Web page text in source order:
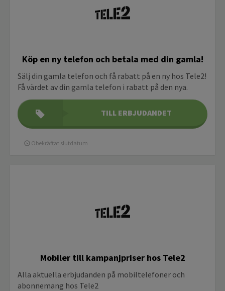
Köp en ny telefon och betala med din gamla!
Sälj din gamla telefon och få rabatt på en ny hos Tele2!
Få värdet av din gamla telefon i rabatt på den nya.
TILL ERBJUDANDET
Obekräftat slutdatum
Mobiler till kampanjpriser hos Tele2
Alla aktuella erbjudanden på mobiltelefoner och
abonnemang hos Tele2